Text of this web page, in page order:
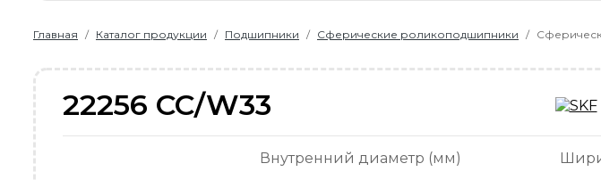
Уплотнения
Главная Каталог продукции Подшипники Сферические роликоподшипники
22256 CC/W33
Внутренний диаметр (мм)